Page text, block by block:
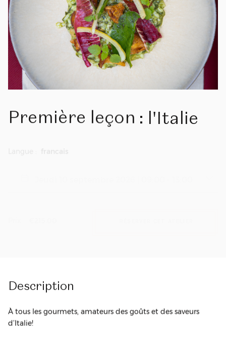
Première leçon : l'Italie
Description
À tous les gourmets, amateurs des goûts et des saveurs
d’Italie!